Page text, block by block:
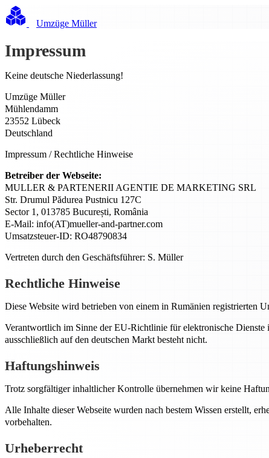
Umzüge Müller
Impressum
Keine deutsche Niederlassung!
Umzüge Müller
Mühlendamm
23552 Lübeck
Deutschland
Impressum / Rechtliche Hinweise
Betreiber der Webseite:
MULLER & PARTENERII AGENTIE DE MARKETING SRL
Str. Drumul Pădurea Pustnicu 127C
Sector 1, 013785 București, România
E-Mail: info(AT)mueller-and-partner.com
Umsatzsteuer-ID: RO48790834
Vertreten durch den Geschäftsführer: S. Müller
Rechtliche Hinweise
Diese Website wird betrieben von einem in Rumänien registrierten
Verantwortlich im Sinne der EU-Richtlinie für elektronische Dienste
ausschließlich auf den deutschen Markt besteht nicht.
Haftungshinweis
Trotz sorgfältiger inhaltlicher Kontrolle übernehmen wir keine
Alle Inhalte dieser Webseite wurden nach bestem Wissen erstellt,
vorbehalten.
Urheberrecht